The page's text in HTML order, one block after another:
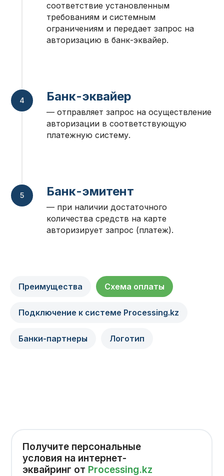
соответствие установленным
требованиям и системным
ограничениям и передает запрос на
авторизацию в банк-эквайер.
Банк-эквайер
— отправляет запрос на осуществление
авторизации в соответствующую
платежную систему.
Банк-эмитент
— при наличии достаточного
количества средств на карте
авторизирует запрос (платеж).
Преимущества Схема оплаты
Подключение к системе Processing.kz
Банки-партнеры Логотип
Получите персональные
условия на интернет-
эквайринг от Processing.kz